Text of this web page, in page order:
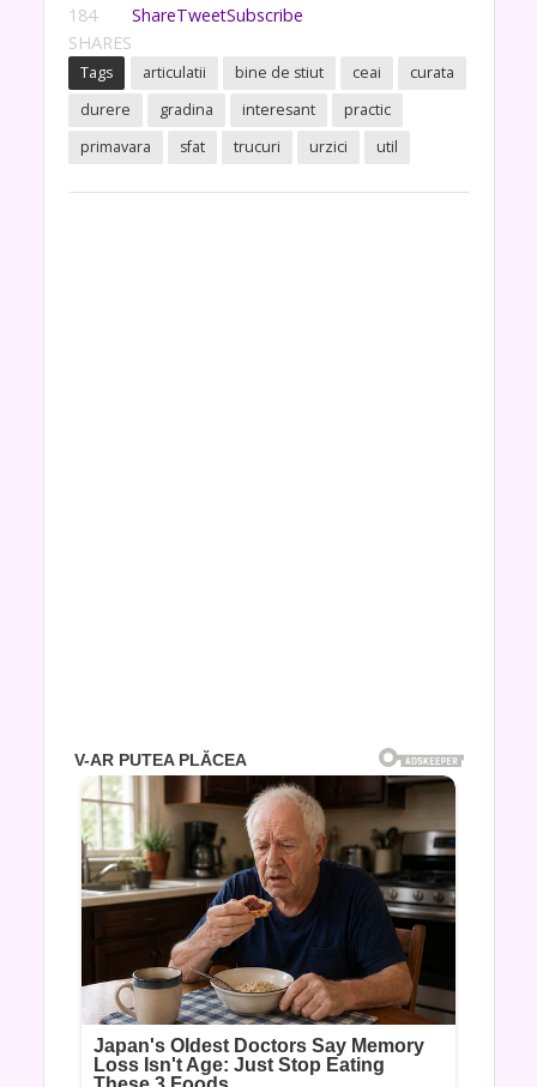
184
SHARES
ShareTweetSubscribe
Tags articulatii bine de stiut ceai
curata
durere
gradina interesant
practic
primavara
sfat trucuri urzici util